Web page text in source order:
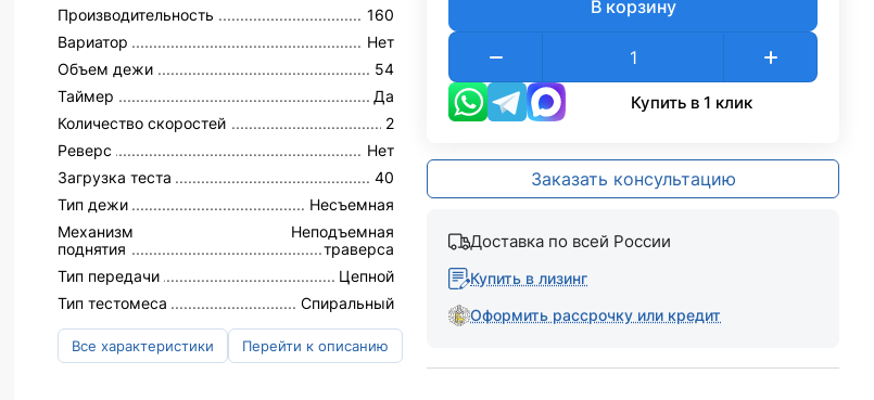
Производительность
160
Вариатор
Нет
Объем дежи
54
Таймер
Да
Количество скоростей
2
Реверс
Нет
Загрузка теста
40
Тип дежи
Несъемная
Механизм
поднятия
Неподъемная
траверса
Тип передачи
Цепной
Тип тестомеса
Спиральный
Все характеристики Перейти к описанию
В корзину
Купить в 1 клик
Заказать консультацию
Доставка по всей России
Купить в лизинг
Оформить рассрочку или кредит